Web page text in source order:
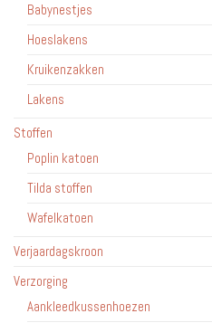
Babynestjes
Hoeslakens
Kruikenzakken
Lakens
Stoffen
Poplin katoen
Tilda stoffen
Wafelkatoen
Verjaardagskroon
Verzorging
Aankleedkussenhoezen